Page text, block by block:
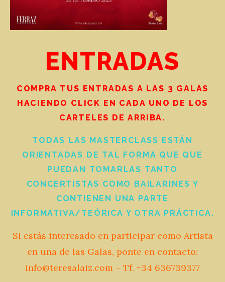
ENTRADAS
COMPRA TUS ENTRADAS A LAS 3 GALAS
HACIENDO CLICK EN CADA UNO DE LOS
CARTELES DE ARRIBA.
TODAS LAS MASTERCLASS ESTÁN
ORIENTADAS DE TAL FORMA QUE QUE
PUEDAN TOMARLAS TANTO
CONCERTISTAS COMO BAILARINES Y
CONTIENEN UNA PARTE
INFORMATIVA/TEÓRICA Y OTRA PRÁCTICA.
Si estás interesado en participar como Artista
en una de las Galas, ponte en contacto:
info@teresalaiz.com – Tf. +34 636739377